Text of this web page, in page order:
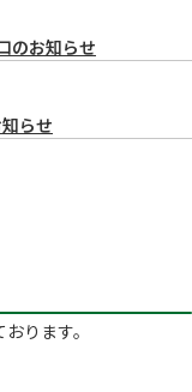
のお知らせ
らせ
ります。